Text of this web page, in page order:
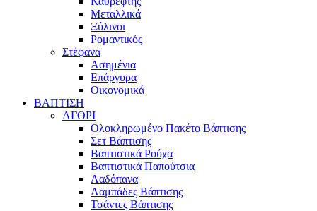
Μεταλλικά
Ξύλινοι
Ρομαντικός
Στέφανα
Ασημένια
Επάργυρα
Οικονομικά
ΒΑΠΤΙΣΗ
ΑΓΟΡΙ
Ολοκληρωμένο Πακέτο Βάπτισης
Σετ Βάπτισης
Βαπτιστικά Ρούχα
Βαπτιστικά Παπούτσια
Λαδόπανα
Λαμπάδες Βάπτισης
Τσάντες Βάπτισης